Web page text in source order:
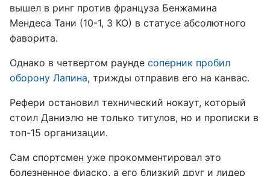
вышел в ринг против француза Бенжамина
Мендеса Тани (10-1, 3 КО) в статусе абсолютного
фаворита.
Однако в четвертом раунде соперник пробил
оборону Лапина, трижды отправив его на канвас.
Рефери остановил технический нокаут, который
стоил Даниэлю не только титулов, но и прописки в
топ-15 организации.
Сам спортсмен уже прокомментировал это
болезненное фиаско, а его близкий друг и лидер